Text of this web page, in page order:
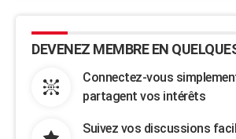
DEVENEZ MEMBRE EN
Connectez-vous
partagent vos intérêts
Suivez vos discussions